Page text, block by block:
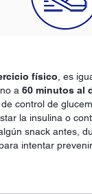
físico , es
a 60 minutos al
control de
la insulina o
snack antes,
intentar